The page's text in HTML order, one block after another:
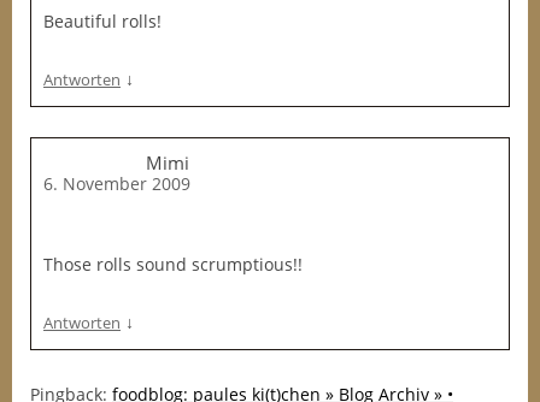
Beautiful rolls!
Antworten ↓
Mimi
6. November 2009
Those rolls sound scrumptious!!
Antworten ↓
Pingback: foodblog: paules ki(t)chen » Blog Archiv » •